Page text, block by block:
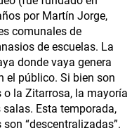
por Martín Jorge,
comunales de
de escuelas. La
donde vaya genera
el público. Si bien son
la Zitarrosa, la mayoría
Esta temporada,
“descentralizadas”.